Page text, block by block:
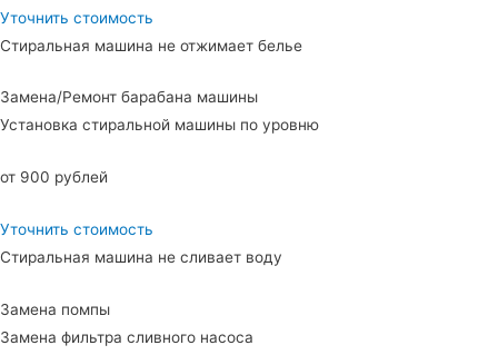
Уточнить стоимость
Стиральная машина не отжимает белье
Замена/Ремонт барабана машины
Установка стиральной машины по уровню
от 900 рублей
Уточнить стоимость
Стиральная машина не сливает воду
Замена помпы
Замена фильтра сливного насоса